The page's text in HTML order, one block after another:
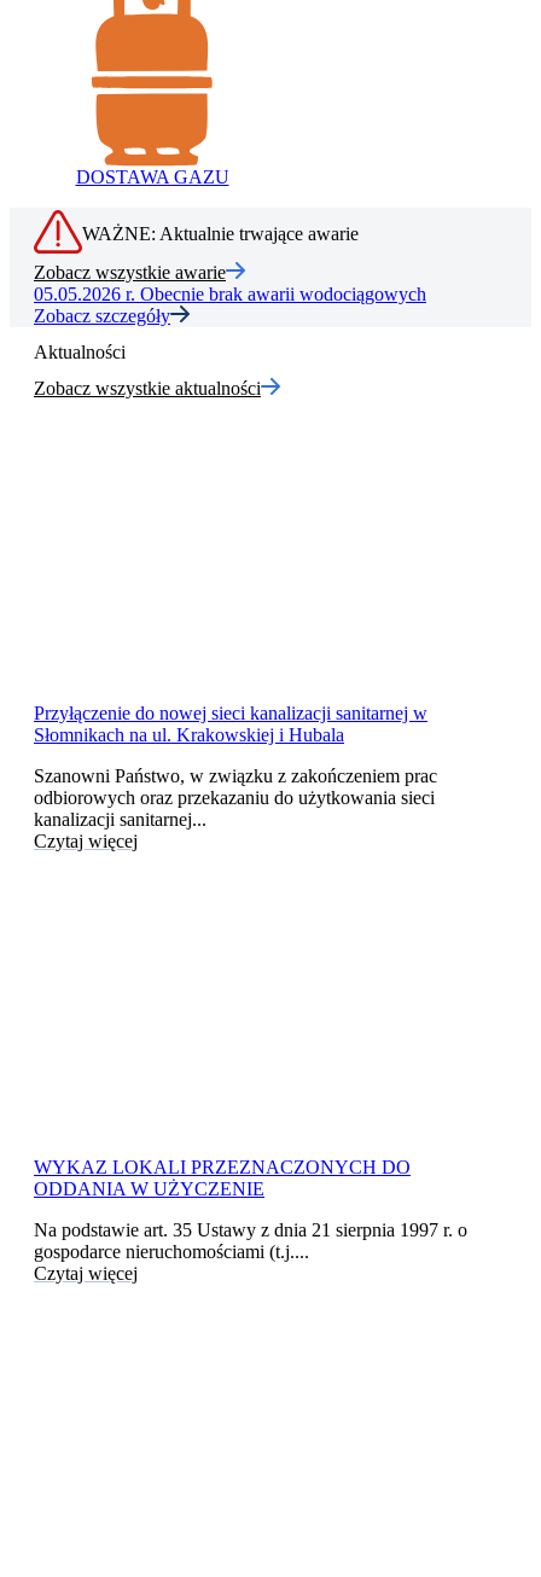
DOSTAWA GAZU
WAŻNE: Aktualnie trwające awarie
Zobacz wszystkie awarie
05.05.2026 r. Obecnie brak awarii wodociągowych
Zobacz szczegóły
Aktualności
Zobacz wszystkie aktualności
Przyłączenie do nowej sieci kanalizacji sanitarnej w
Słomnikach na ul. Krakowskiej i Hubala
Szanowni Państwo, w związku z zakończeniem prac
odbiorowych oraz przekazaniu do użytkowania sieci
kanalizacji sanitarnej...
Czytaj więcej
WYKAZ LOKALI PRZEZNACZONYCH DO
ODDANIA W UŻYCZENIE
Na podstawie art. 35 Ustawy z dnia 21 sierpnia 1997 r. o
gospodarce nieruchomościami (t.j....
Czytaj więcej